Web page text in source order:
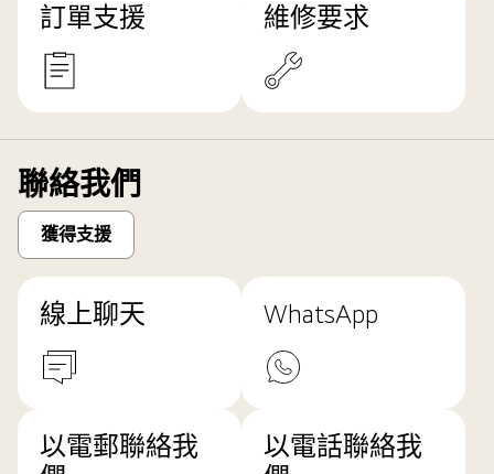
訂單支援 維修要求
聯絡我們
獲得支援
線上聊天 WhatsApp
以電郵聯絡我
以電話聯絡我